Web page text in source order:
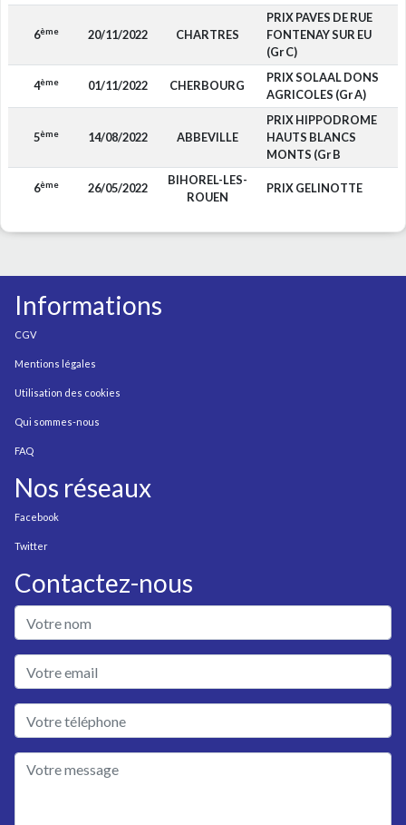
6ème 20/11/2022 CHARTRES
PRIX PAVES DE RUE
FONTENAY SUR EU
(Gr C)
4ème 01/11/2022 CHERBOURG
PRIX SOLAAL DONS
AGRICOLES (Gr A)
5ème 14/08/2022 ABBEVILLE
PRIX HIPPODROME
HAUTS BLANCS
MONTS (Gr B
6ème 26/05/2022
BIHOREL-LES-
ROUEN
PRIX GELINOTTE
Informations
CGV
Mentions légales
Utilisation des cookies
Qui sommes-nous
FAQ
Nos réseaux
Facebook
Twitter
Contactez-nous